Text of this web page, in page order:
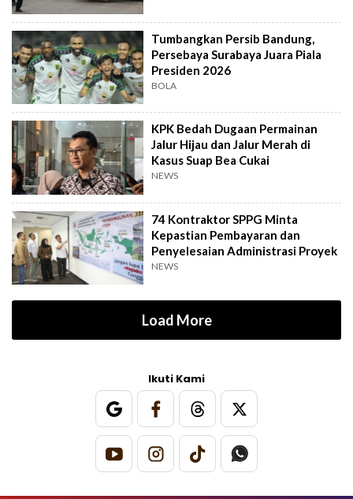
Tumbangkan Persib Bandung,
Persebaya Surabaya Juara Piala
Presiden 2026
BOLA
KPK Bedah Dugaan Permainan
Jalur Hijau dan Jalur Merah di
Kasus Suap Bea Cukai
NEWS
74 Kontraktor SPPG Minta
Kepastian Pembayaran dan
Penyelesaian Administrasi Proyek
NEWS
Load More
Ikuti Kami